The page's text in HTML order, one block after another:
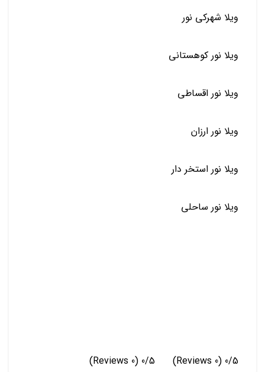
ویلا شهرکی نور
ویلا نور کوهستانی
ویلا نور اقساطی
ویلا نور ارزان
ویلا نور استخر دار
ویلا نور ساحلی
0/5
(0 Reviews)
0/5
(0 Reviews)